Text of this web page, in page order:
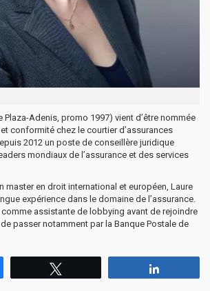
Plaza-Adenis, promo 1997) vient d’être nommée
conformité chez le courtier d’assurances
2012 un poste de conseillère juridique
mondiaux de l’assurance et des services
master en droit international et européen, Laure
expérience dans le domaine de l’assurance.
assistante de lobbying avant de rejoindre
passer notamment par la Banque Postale de